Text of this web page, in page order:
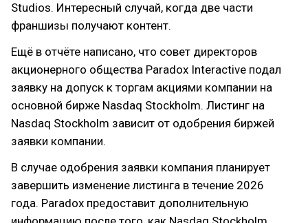
Studios. Интересный случай, когда две части
франшизы получают контент.
Ещё в отчёте написано, что совет директоров
акционерного общества Paradox Interactive подал
заявку на допуск к торгам акциями компании на
основной бирже Nasdaq Stockholm. Листинг на
Nasdaq Stockholm зависит от одобрения биржей
заявки компании.
В случае одобрения заявки компания планирует
завершить изменение листинга в течение 2026
года. Paradox предоставит дополнительную